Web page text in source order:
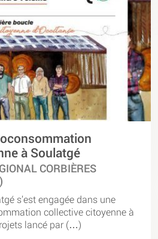
à Soulatgé
CORBIÈRES
s’est engagée dans une
collective citoyenne à
lancé par (…)